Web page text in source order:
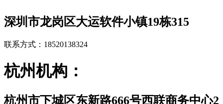
深圳市龙岗区大运软件小镇19栋315
联系方式：18520138324
杭州机构：
杭州市下城区东新路666号西联商务中心2